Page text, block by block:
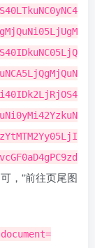
，“前往页尾图